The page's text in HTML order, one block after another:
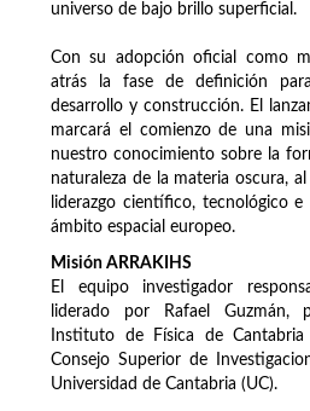
universo de bajo brillo superficial.
Con su adopción oficial como
atrás la fase de definición
desarrollo y construcción. El
marcará el comienzo de una
nuestro conocimiento sobre la
naturaleza de la materia oscura,
liderazgo científico, tecnológico
ámbito espacial europeo.
Misión ARRAKIHS
El equipo investigador
liderado por Rafael Guzmán,
Instituto de Física de
Consejo Superior de
Universidad de Cantabria (UC).